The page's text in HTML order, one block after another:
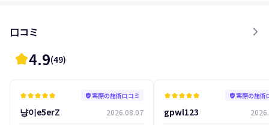
口コミ
kid_star4.9(49)
kid_starkid_starkid_starkid_starkid_star verified_user実際の施術口コミ
냥이e5erZ 2026.08.07
kid_starkid_starkid_starkid_starkid_star verified_user実際の施術
gpwl123